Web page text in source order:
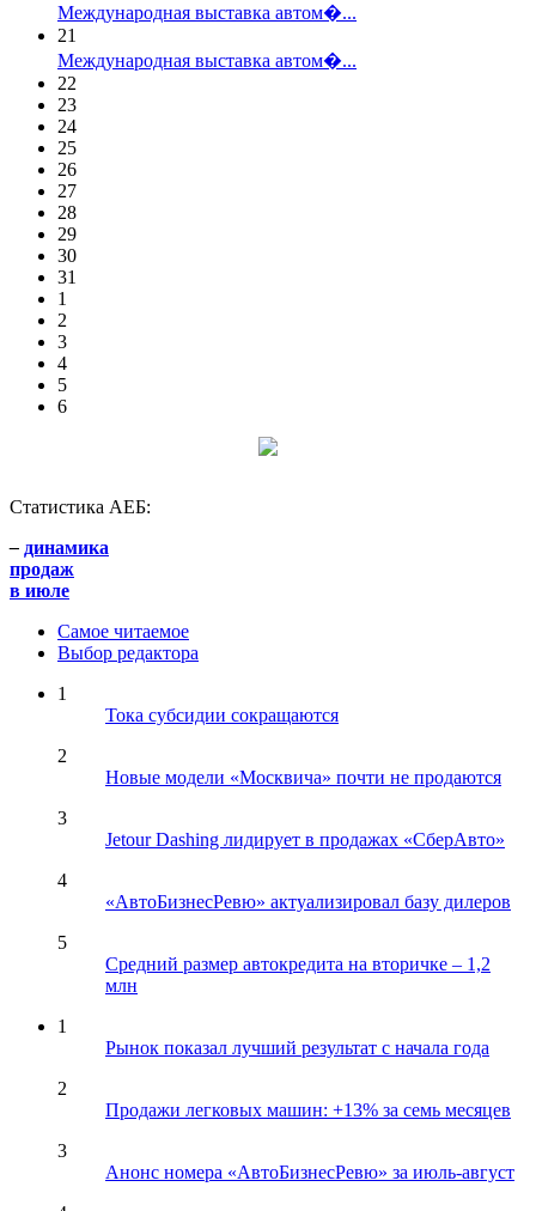
Международная выставка автом�...
21
Международная выставка автом�...
22
23
24
25
26
27
28
29
30
31
1
2
3
4
5
6
Статистика АЕБ:
– динамика
продаж
в июле
Самое читаемое
Выбор редактора
1
Тока субсидии сокращаются
2
Новые модели «Москвича» почти не продаются
3
Jetour Dashing лидирует в продажах «СберАвто»
4
«АвтоБизнесРевю» актуализировал базу дилеров
5
Средний размер автокредита на вторичке – 1,2
млн
1
Рынок показал лучший результат с начала года
2
Продажи легковых машин: +13% за семь месяцев
3
Анонс номера «АвтоБизнесРевю» за июль-август